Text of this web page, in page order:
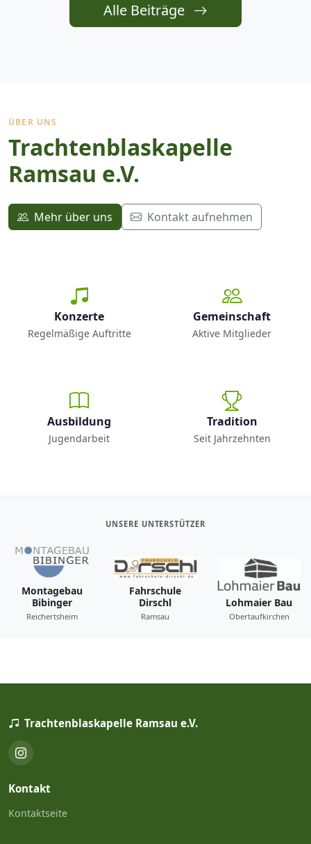
Alle Beiträge
ÜBER UNS
Trachtenblaskapelle
Ramsau e.V.
Mehr über uns Kontakt aufnehmen
Konzerte
Regelmäßige Auftritte
Gemeinschaft
Aktive Mitglieder
Ausbildung
Jugendarbeit
Tradition
Seit Jahrzehnten
UNSERE UNTERSTÜTZER
Montagebau
Bibinger
Reichertsheim
Fahrschule
Dirschl
Ramsau
Lohmaier Bau
Obertaufkirchen
Trachtenblaskapelle Ramsau e.V.
Kontakt
Kontaktseite